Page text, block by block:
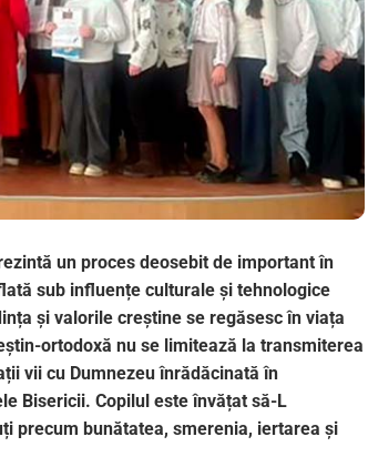
un proces deosebit de important în
sub influențe culturale și tehnologice
și valorile creștine se regăsesc în viața
ortodoxă nu se limitează la transmiterea
vii cu Dumnezeu înrădăcinată în
Bisericii. Copilul este învățat să-L
precum bunătatea, smerenia, iertarea și